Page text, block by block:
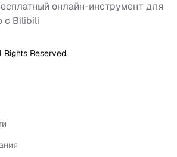
онлайн-инструмент для
с Bilibili
Rights Reserved.